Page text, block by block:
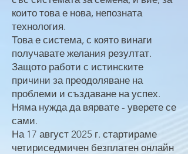
които това е нова, непозната
технология.
Това е система, с която винаги
получавате желания резултат.
Защото работи с истинските
причини за преодоляване на
проблеми и създаване на успех.
Няма нужда да вярвате - уверете се
сами.
На 17 август 2025 г. стартираме
четириседмичен безплатен онлайн